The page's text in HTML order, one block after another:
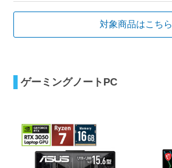
対象商品はこちら
ゲーミングノートPC